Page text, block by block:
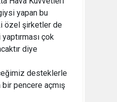
yapan bu
özel şirketler de
çok
diye
desteklerle
pencere açmış